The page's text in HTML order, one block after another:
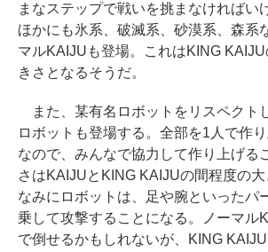
まなステップで戦いを挑まなければい
ほかにも氷系、破滅系、砂漠系、森系
マルKAIJUも登場。これはKING
きさとなるそうだ。
また、某有名ロボットをリスペクト
ロボットも登場する。全部を1人で作
なので、みんなで協力して作り上げる
さはKAIJUとKING KAIJUの間程度の
なみにロボットは、足や腕といったパ
乗して攻撃することになる。ノーマル
で倒せるかもしれないが、KING